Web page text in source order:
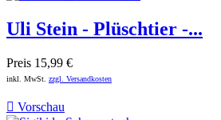
Uli Stein - Plüschtier -...
Preis 15,99 €
inkl. MwSt. zzgl. Versandkosten
 Vorschau